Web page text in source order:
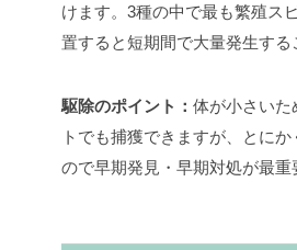
けます。3種の中で最も繁殖ス
置すると短期間で大量発生する
駆除のポイント： 体が小さいた
トでも捕獲できますが、とに
ので早期発見・早期対処が最重